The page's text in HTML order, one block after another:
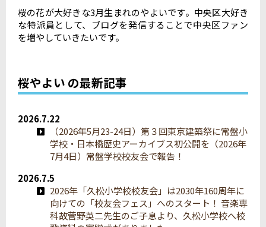
桜の花が大好きな3月生まれのやよいです。中央区大好き
な特派員として、ブログを発信することで中央区ファン
を増やしていきたいです。
桜やよい の最新記事
2026.7.22
（2026年5月23-24日）第３回東京建築祭に常盤小
学校・日本橋歴史アーカイブス初公開を（2026年
7月4日）常盤学校校友会で報告！
2026.7.5
2026年「久松小学校校友会」は2030年160周年に
向けての「校友会フェス」へのスタート！ 音楽専
科故菅野英二先生のご子息より、久松小学校へ校